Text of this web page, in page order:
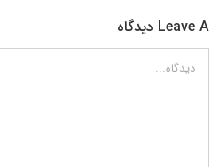
Leave A دیدگاه
دیدگاه